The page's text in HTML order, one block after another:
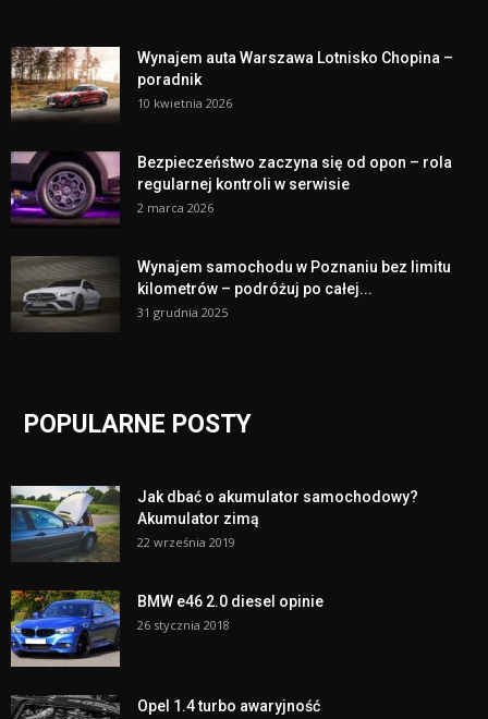
Wynajem auta Warszawa Lotnisko Chopina –
poradnik
10 kwietnia 2026
Bezpieczeństwo zaczyna się od opon – rola
regularnej kontroli w serwisie
2 marca 2026
Wynajem samochodu w Poznaniu bez limitu
kilometrów – podróżuj po całej...
31 grudnia 2025
POPULARNE POSTY
Jak dbać o akumulator samochodowy?
Akumulator zimą
22 września 2019
BMW e46 2.0 diesel opinie
26 stycznia 2018
Opel 1.4 turbo awaryjność